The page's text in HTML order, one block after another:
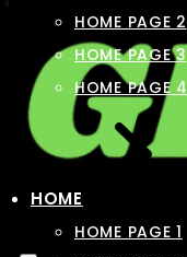
HOME PAGE 2
HOME PAGE 3
HOME PAGE 4
HOME
HOME PAGE 1